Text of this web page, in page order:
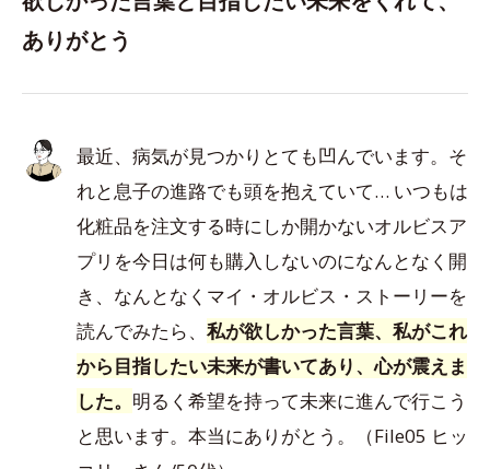
ありがとう
最近、病気が見つかりとても凹んでいます。そ
れと息子の進路でも頭を抱えていて… いつもは
化粧品を注文する時にしか開かないオルビスア
プリを今日は何も購入しないのになんとなく開
き、なんとなくマイ・オルビス・ストーリーを
読んでみたら、 私が欲しかった言葉、私がこれ
から目指したい未来が書いてあり、心が震えま
した。 明るく希望を持って未来に進んで行こう
と思います。本当にありがとう。（File05 ヒッ